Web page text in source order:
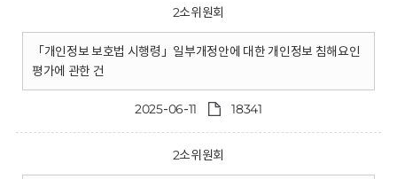
2소위원회
「개인정보 보호법 시행령」일부개정안에 대한 개인정보 침해요인
평가에 관한 건
2025-06-11 18341
2소위원회